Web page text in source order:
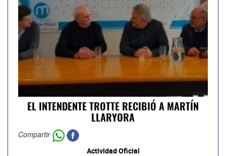
EL INTENDENTE TROTTE RECIBIÓ A MARTÍN
LLARYORA
Compartir
Actividad Oficial